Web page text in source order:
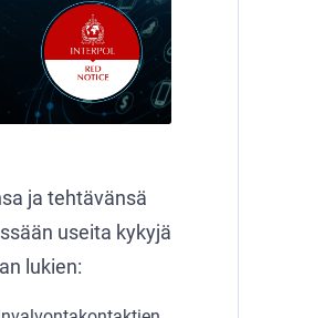
ja tehtävänsä
useita kykyjä
lukien: